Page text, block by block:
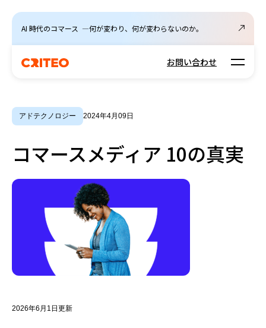
AI 時代のコマース ―何が変わり、何が変わらないのか。
お問い合わせ Open
アドテクノロジー 2024年4月09日
コマースメディア 10の真実
2026年6月1日更新